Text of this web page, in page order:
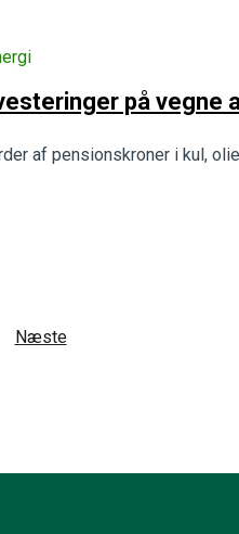
på vegne
af pensionskroner i kul,
Næste